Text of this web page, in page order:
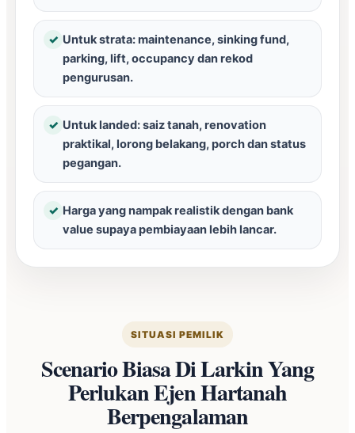
✓ Untuk strata: maintenance, sinking fund,
parking, lift, occupancy dan rekod
pengurusan.
✓ Untuk landed: saiz tanah, renovation
praktikal, lorong belakang, porch dan status
pegangan.
✓ Harga yang nampak realistik dengan bank
value supaya pembiayaan lebih lancar.
SITUASI PEMILIK
Scenario Biasa Di Larkin Yang
Perlukan Ejen Hartanah
Berpengalaman